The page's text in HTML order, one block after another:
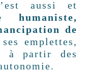
aussi et
humaniste,
de
emplettes,
à partir des